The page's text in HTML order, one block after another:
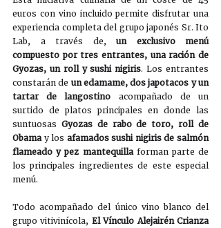
euros con vino incluido permite disfrutar una
experiencia completa del grupo japonés Sr. Ito
Lab, a través de, un exclusivo menú
compuesto por tres entrantes, una ración de
Gyozas, un roll y sushi nigiris. Los entrantes
constarán de un edamame, dos japotacos y un
tartar de langostino acompañado de un
surtido de platos principales en donde las
suntuosas Gyozas de rabo de toro, roll de
Obama y los afamados sushi nigiris de salmón
flameado y pez mantequilla forman parte de
los principales ingredientes de este especial
menú.
Todo acompañado del único vino blanco del
grupo vitivinícola, El Vínculo Alejairén Crianza